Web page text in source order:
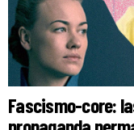
Fascismo-core: